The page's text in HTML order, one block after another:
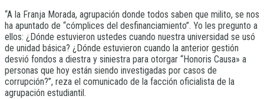
“A la Franja Morada, agrupación donde todos saben que milito, se nos
ha apuntado de “cómplices del desfinanciamiento”. Yo les pregunto a
ellos: ¿Dónde estuvieron ustedes cuando nuestra universidad se usó
de unidad básica? ¿Dónde estuvieron cuando la anterior gestión
desvió fondos a diestra y siniestra para otorgar “Honoris Causa» a
personas que hoy están siendo investigadas por casos de
corrupción?”, reza el comunicado de la facción oficialista de la
agrupación estudiantil.